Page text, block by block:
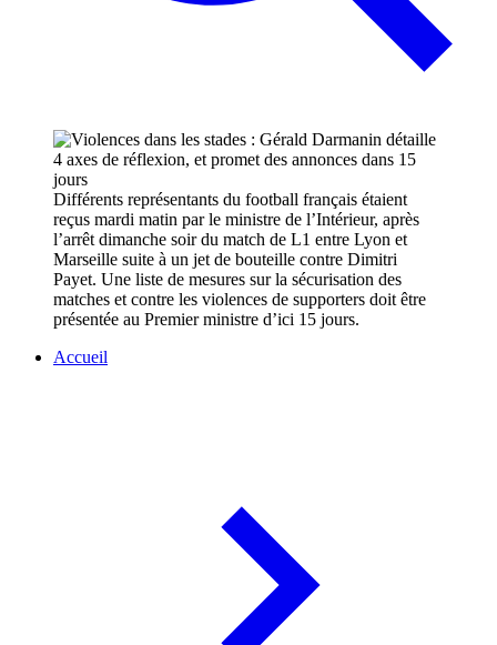
Différents représentants du football français étaient
reçus mardi matin par le ministre de l’Intérieur, après
l’arrêt dimanche soir du match de L1 entre Lyon et
Marseille suite à un jet de bouteille contre Dimitri
Payet. Une liste de mesures sur la sécurisation des
matches et contre les violences de supporters doit être
présentée au Premier ministre d’ici 15 jours.
Accueil